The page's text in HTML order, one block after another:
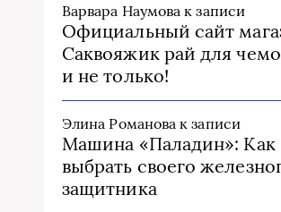
Варвара Наумова к записи
Официальный сайт
Саквояжик рай для
и не только!
Элина Романова к записи
Машина «Паладин»: Как
выбрать своего
защитника